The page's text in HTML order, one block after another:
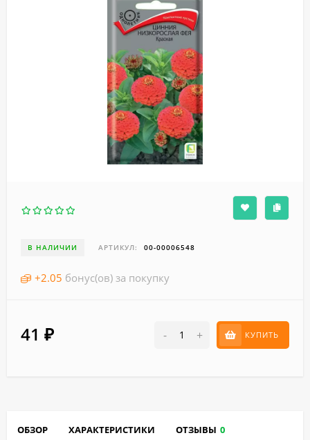
В НАЛИЧИИ АРТИКУЛ: 00-00006548
+2.05 бонус(ов) за покупку
41 ₽ - + КУПИТЬ
ОБЗОР ХАРАКТЕРИСТИКИ ОТЗЫВЫ 0